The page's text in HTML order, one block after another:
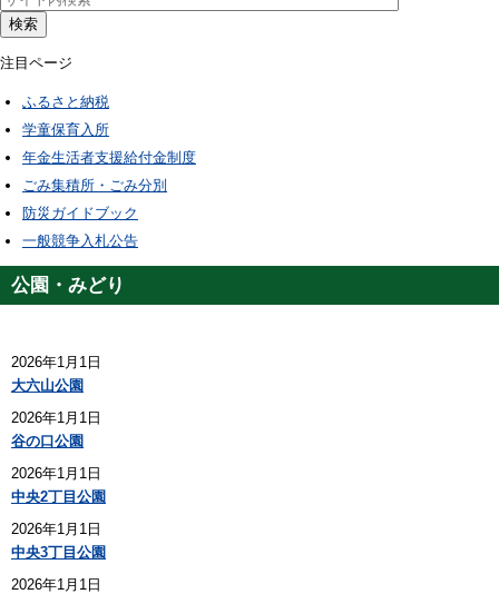
検索
注目ページ
ふるさと納税
学童保育入所
年金生活者支援給付金制度
ごみ集積所・ごみ分別
防災ガイドブック
一般競争入札公告
公園・みどり
2026年1月1日
大六山公園
2026年1月1日
谷の口公園
2026年1月1日
中央2丁目公園
2026年1月1日
中央3丁目公園
2026年1月1日